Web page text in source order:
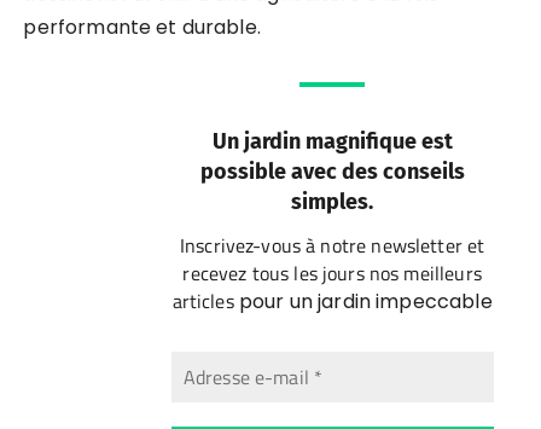
performante et durable.
Un jardin magnifique est
possible avec des conseils
simples.
Inscrivez-vous à notre newsletter et
recevez tous les jours nos meilleurs
articlespour un jardin impeccable